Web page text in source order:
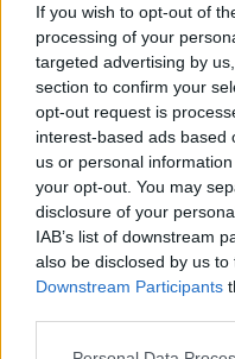
If you wish to opt-out of
processing of your
targeted advertising by
section to confirm your
opt-out request is
interest-based ads based
us or personal
your opt-out. You may
disclosure of your
IAB’s list of downstream
also be disclosed by us
Downstream Participants
Ψωρίαση: Τα νέα
ίσως προσφέρουν
25 Ιουλίου 2026, 08:29